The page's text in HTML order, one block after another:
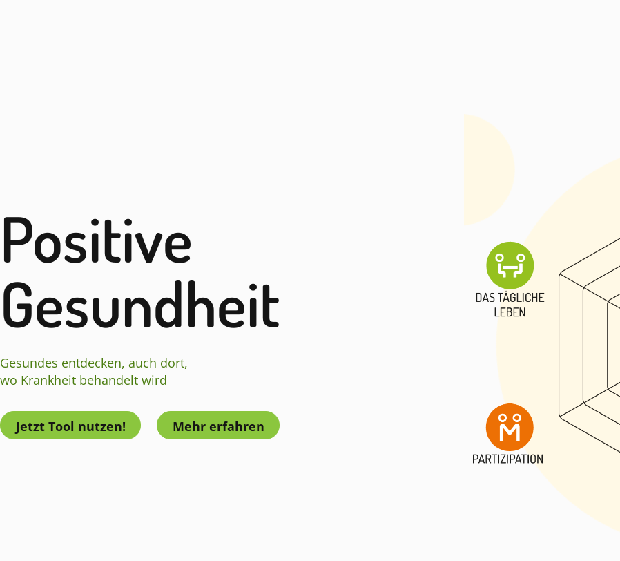
Positive
Gesundheit
Gesundes entdecken, auch dort,
wo Krankheit behandelt wird
Jetzt Tool nutzen! Mehr erfahren